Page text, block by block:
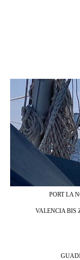
PORT LA
VALENCIA BIS